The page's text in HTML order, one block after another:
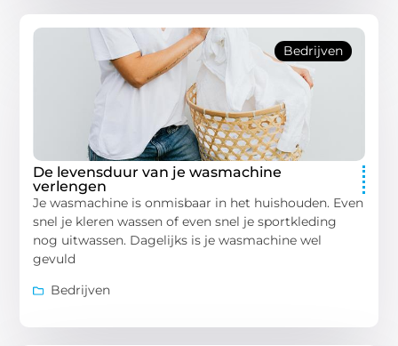
Bedrijven
De levensduur van je wasmachine
verlengen
Je wasmachine is onmisbaar in het huishouden. Even
snel je kleren wassen of even snel je sportkleding
nog uitwassen. Dagelijks is je wasmachine wel
gevuld
Bedrijven